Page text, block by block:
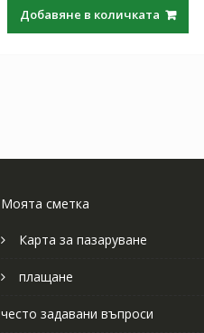
97.97 лв..57.64 лв..
Добавяне в количката
Моята сметка
Карта за пазаруване
плащане
често задавани въпроси